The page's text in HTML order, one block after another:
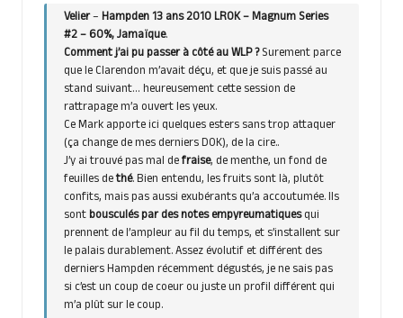
Velier–Hampden 13 ans 2010 LROK – Magnum Series
#2 – 60%,Jamaïque.
Comment j’ai pu passer à côté au WLP ?Surement parce
que le Clarendon m’avait déçu, et que je suis passé au
stand suivant… heureusement cette session de
rattrapage m’a ouvert les yeux.
Ce Mark apporte ici quelques esters sans trop attaquer
(ça change de mes derniers DOK), de la cire..
J’y ai trouvé pas mal defraise, de menthe, un fond de
feuilles dethé. Bien entendu, les fruits sont là, plutôt
confits, mais pas aussi exubérants qu’a accoutumée. Ils
sontbousculés par des notes empyreumatiquesqui
prennent de l’ampleur au fil du temps, et s’installent sur
le palais durablement. Assez évolutif et différent des
derniers Hampden récemment dégustés, je ne sais pas
si c’est un coup de coeur ou juste un profil différent qui
m’a plût sur le coup.